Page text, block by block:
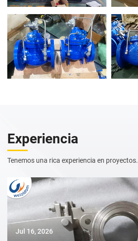
Experiencia
Tenemos una rica experiencia en proyectos.
Jul 16, 2026